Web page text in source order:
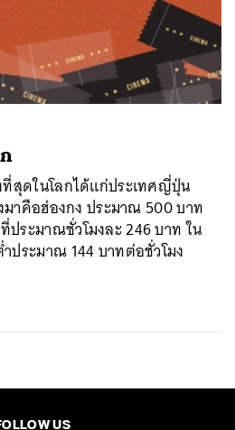
สุดในโลกได้แก่ประเทศญี่ปุ่น
าคือฮ่องกง ประมาณ 500 บาท
ระมาณชั่วโมงละ 246 บาท ใน
ประมาณ 144 บาทต่อชั่วโมง
US
LINE EMAIL